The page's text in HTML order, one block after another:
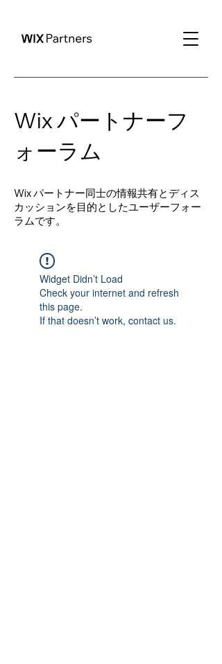
Wix パートナーフ
ォーラム
Wix パートナー同士の情報共有とディス
カッションを目的としたユーザーフォー
ラムです。
Widget Didn’t Load
Check your internet and refresh
this page.
If that doesn’t work, contact us.